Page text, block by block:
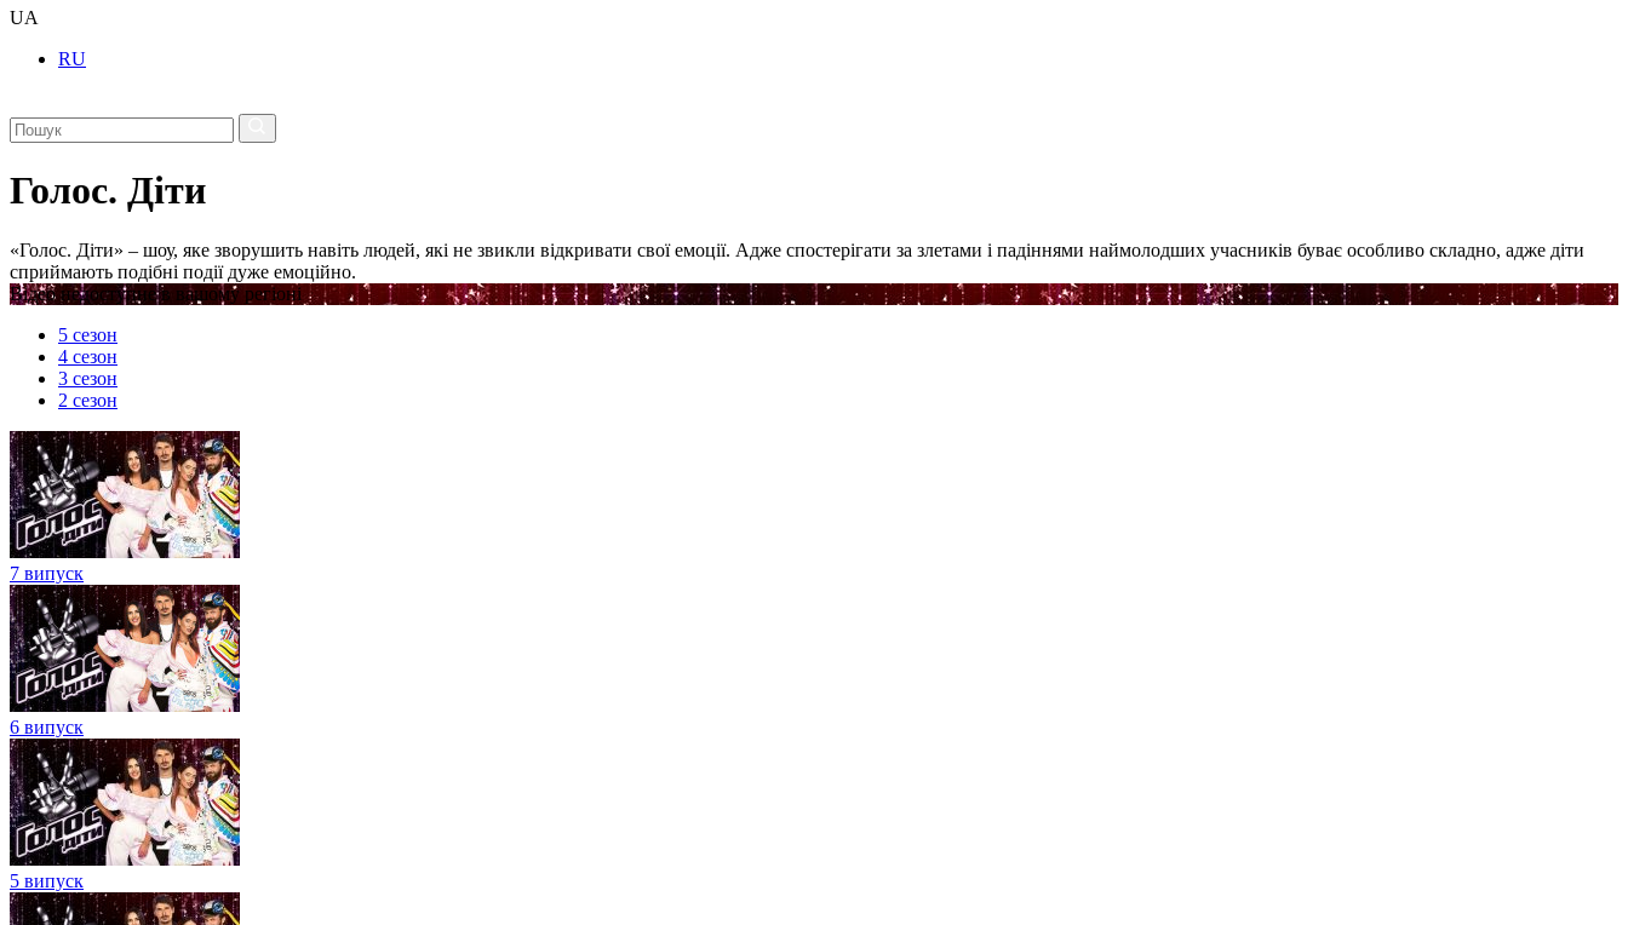
UA
RU
Голос. Діти
«Голос. Діти» – шоу, яке зворушить навіть людей, які не звикли відкривати свої емоції. Адже спостерігати за злетами і падіннями наймолодших учасників буває особливо складно, адже діти
сприймають подібні події дуже емоційно.
Відео недоступне в вашому регіоні
5 сезон
4 сезон
3 сезон
2 сезон
7 випуск
6 випуск
5 випуск